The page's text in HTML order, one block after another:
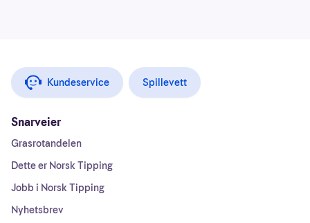
Kundeservice Spillevett
Snarveier
Grasrotandelen
Dette er Norsk Tipping
Jobb i Norsk Tipping
Nyhetsbrev